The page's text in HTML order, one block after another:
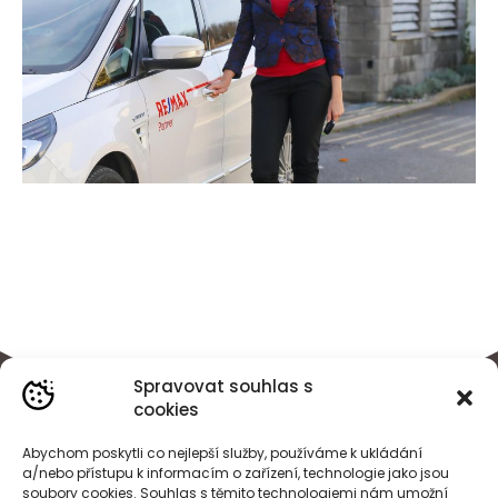
Spravovat souhlas s
cookies
Abychom poskytli co nejlepší služby, používáme k ukládání
a/nebo přístupu k informacím o zařízení, technologie jako jsou
soubory cookies. Souhlas s těmito technologiemi nám umožní